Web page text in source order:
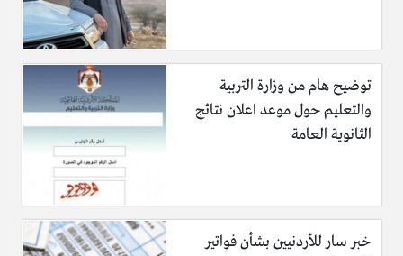
توضيح هام من وزارة التربية
والتعليم حول موعد اعلان نتائج
الثانوية العامة
خبر سار للأردنيين بشأن فواتير